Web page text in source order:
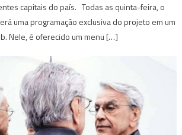
capitais do país. Todas as quinta-feira, o
uma programação exclusiva do projeto em um
Nele, é oferecido um menu […]